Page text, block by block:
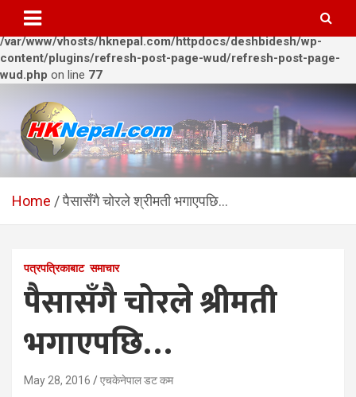
Warning
: Trying to access array offset on value of type bool in
/var/www/vhosts/hknepal.com/httpdocs/deshbidesh/wp-
content/plugins/refresh-post-page-wud/refresh-post-page-
wud.php on line 77
content
HKNepal.com – हङकङबाट
सञ्चालित पहिलो नेपाली अनलाईन
hknepal, hknepal.com, hk nepal, hk nepal com
Home पैसासँगै चोरले श्रीमती भगाएपछि…
पत्रपत्रिकाबाट समाचार
पैसासँगै चोरले श्रीमती
भगाएपछि…
May 28, 2016 एचकेनेपाल डट कम